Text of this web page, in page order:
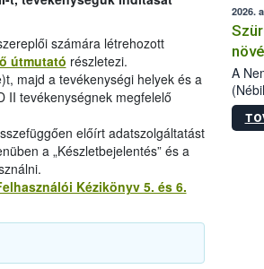
számára létrehozott
útmutató részletezi.
majd a tevékenységi helyek és a
II tevékenységnek megfelelő
előírt adatszolgáltatást
a „Készletbejelentés” és a
Kézikönyv 5. és 6.
2026.
A